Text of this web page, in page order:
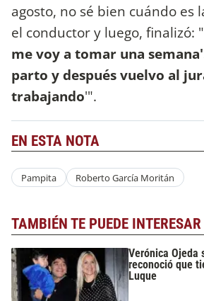
agosto, no sé bien cuándo es
el conductor y luego, finalizó: "
me voy a tomar una
parto y después vuelvo al
trabajando'".
EN ESTA NOTA
Pampita Roberto García Moritán
TAMBIÉN TE PUEDE INTERESAR
Verónica Ojeda
reconoció que
Luque